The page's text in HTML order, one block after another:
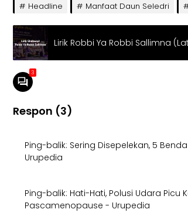
Headline
Manfaat Daun Seledri
Lirik Robbi Ya Robbi Sallimna
3
Respon (3)
Ping-balik: Sering Disepelekan, 5
Urupedia
Ping-balik: Hati-Hati, Polusi Udara
Pascamenopause - Urupedia